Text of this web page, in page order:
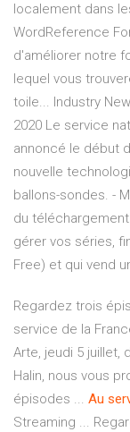
localement dans
WordReference
d'améliorer notre
lequel vous
toile... Industry
2020 Le service
annoncé le début
nouvelle
ballons-sondes. -
du téléchargement
gérer vos séries,
Free) et qui vend
Regardez trois
service de la
Arte, jeudi 5 juillet,
Halin, nous vous
épisodes ... Au
Streaming ...